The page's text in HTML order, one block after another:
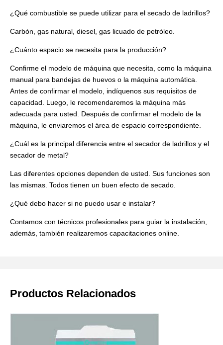
¿Qué combustible se puede utilizar para el secado de ladrillos?
Carbón, gas natural, diesel, gas licuado de petróleo.
¿Cuánto espacio se necesita para la producción?
Confirme el modelo de máquina que necesita, como la máquina
manual para bandejas de huevos o la máquina automática.
Antes de confirmar el modelo, indíquenos sus requisitos de
capacidad. Luego, le recomendaremos la máquina más
adecuada para usted. Después de confirmar el modelo de la
máquina, le enviaremos el área de espacio correspondiente.
¿Cuál es la principal diferencia entre el secador de ladrillos y el
secador de metal?
Las diferentes opciones dependen de usted. Sus funciones son
las mismas. Todos tienen un buen efecto de secado.
¿Qué debo hacer si no puedo usar e instalar?
Contamos con técnicos profesionales para guiar la instalación,
además, también realizaremos capacitaciones online.
Productos Relacionados